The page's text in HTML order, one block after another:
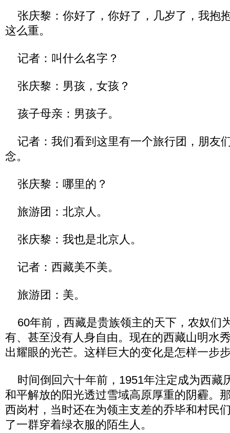
张庆黎：你好了，你好了，几岁了，我抱
这么重。
记者：叫什么名字？
张庆黎：男孩，女孩？
孩子母亲：男孩子。
记者：我们看到这里有一个旅行团，朋友
念。
张庆黎：哪里的？
旅游团：北京人。
张庆黎：我也是北京人。
记者：西藏美不美。
旅游团：美。
60年前，西藏是贵族领主的天下，农奴们
有、甚至没有人身自由。现在的西藏山明水
出耀眼的光芒。这样巨大的变化是怎样一步
时间倒回六十年前，1951年注定成为西藏
和平解放的阳光透过雪域高原厚重的阴霾。
西岗村，当时还在为领主支差的乔毕和村民
了一群穿着绿衣服的陌生人。